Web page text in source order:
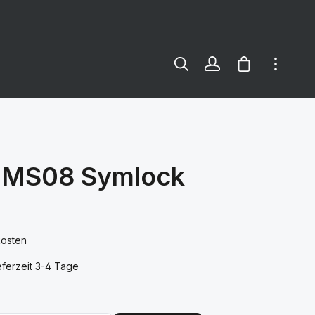
Warenkorb
Symlock
3-4 Tage